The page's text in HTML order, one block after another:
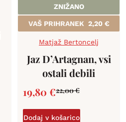
ZNIŽANO
VAŠ PRIHRANEK 2,20 €
Matjaž Bertoncelj
Jaz D’Artagnan, vsi
ostali debili
22,00€
19,80 €
Dodaj v košarico